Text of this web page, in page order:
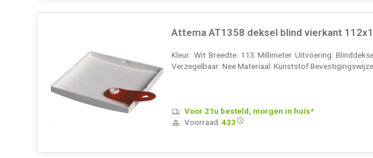
Attema AT1358 deksel blind vierkant
Kleur: Wit Breedte: 113 Millimeter Uitvoering:
Verzegelbaar: Nee Materiaal: Kunststof
Voor 21u besteld, morgen in huis*
Voorraad: 433